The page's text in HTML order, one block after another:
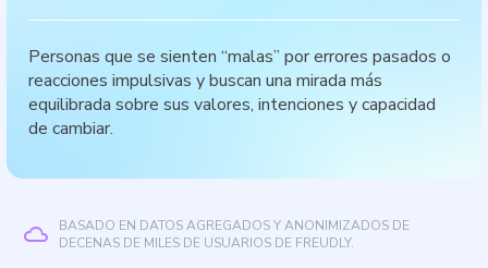
Personas que se sienten “malas” por errores pasados o
reacciones impulsivas y buscan una mirada más
equilibrada sobre sus valores, intenciones y capacidad
de cambiar.
BASADO EN DATOS AGREGADOS Y ANONIMIZADOS DE
DECENAS DE MILES DE USUARIOS DE FREUDLY.